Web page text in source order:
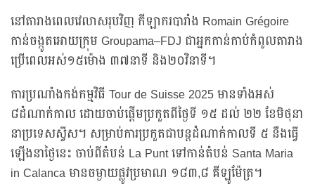
នៅតារាងពេលវេលាសរុបវិញ កីឡាករបារាំង Romain Grégoire
កាន់ចង្កូតអោយក្រុម Groupama–FDJ ជាអ្នកកាន់កាប់កំពូលតារាង
ប្រើពេលអស់១៥ម៉ោង ៣៧នាទី និង២០វិនាទី។
ការប្រណាំងកង់កម្មវិធី Tour de Suisse 2025 មានទាំងអស់
៨ដំណាក់កាល ដោយចាប់ផ្តើមប្រកួតពីថ្ងៃទី ១៥ ដល់ ២២ ខែមិថុនា
នាប្រទេសស្វីស។ សម្រាប់ការប្រកួតជាបន្តដំណាក់កាលទី ៥ នឹងធ្វើ
ឡើងនាថ្ងៃនេះ ចាប់ពីតំបន់ La Punt ទៅកាន់តំបន់ Santa Maria
in Calanca មានចម្ងាយផ្លូវប្រមាណ ១៨៣,៨ គីឡូម៉ែត្រ។